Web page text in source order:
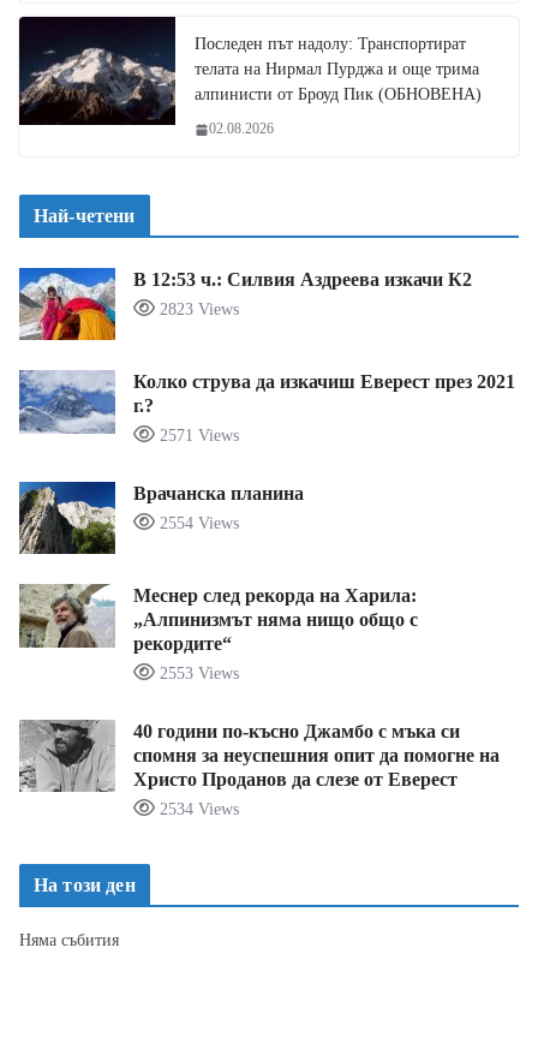
Последен път надолу: Транспортират
телата на Нирмал Пурджа и още трима
алпинисти от Броуд Пик (ОБНОВЕНА)
02.08.2026
Най-четени
В 12:53 ч.: Силвия Аздреева изкачи К2
2823 Views
Колко струва да изкачиш Еверест през 2021
г.?
2571 Views
Врачанска планина
2554 Views
Меснер след рекорда на Харила:
„Алпинизмът няма нищо общо с
рекордите“
2553 Views
40 години по-късно Джамбо с мъка си
спомня за неуспешния опит да помогне на
Христо Проданов да слезе от Еверест
2534 Views
На този ден
Няма събития